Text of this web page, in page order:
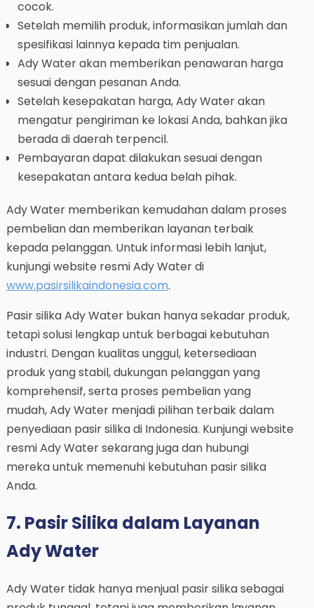
cocok.
Setelah memilih produk, informasikan jumlah dan
spesifikasi lainnya kepada tim penjualan.
Ady Water akan memberikan penawaran harga
sesuai dengan pesanan Anda.
Setelah kesepakatan harga, Ady Water akan
mengatur pengiriman ke lokasi Anda, bahkan jika
berada di daerah terpencil.
Pembayaran dapat dilakukan sesuai dengan
kesepakatan antara kedua belah pihak.
Ady Water memberikan kemudahan dalam proses
pembelian dan memberikan layanan terbaik
kepada pelanggan. Untuk informasi lebih lanjut,
kunjungi website resmi Ady Water di
www.pasirsilikaindonesia.com.
Pasir silika Ady Water bukan hanya sekadar produk,
tetapi solusi lengkap untuk berbagai kebutuhan
industri. Dengan kualitas unggul, ketersediaan
produk yang stabil, dukungan pelanggan yang
komprehensif, serta proses pembelian yang
mudah, Ady Water menjadi pilihan terbaik dalam
penyediaan pasir silika di Indonesia. Kunjungi website
resmi Ady Water sekarang juga dan hubungi
mereka untuk memenuhi kebutuhan pasir silika
Anda.
7. Pasir Silika dalam Layanan
Ady Water
Ady Water tidak hanya menjual pasir silika sebagai